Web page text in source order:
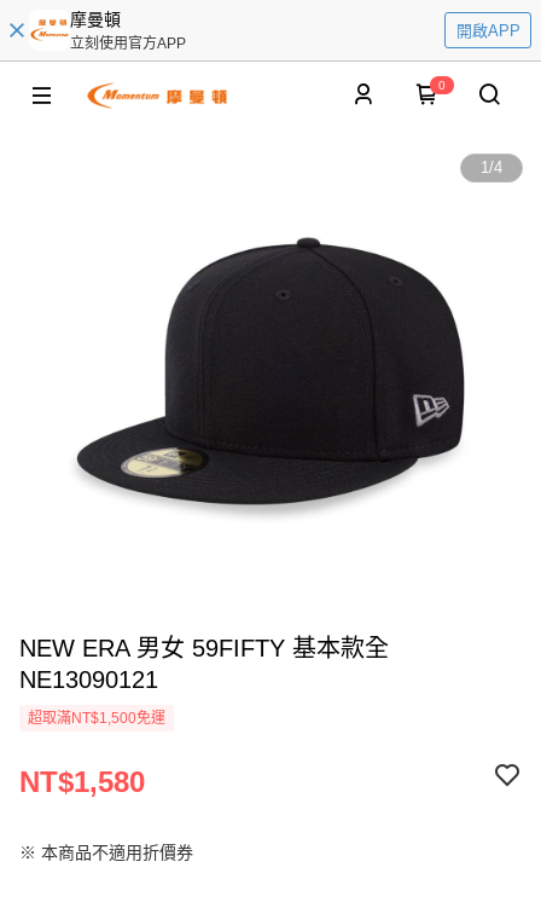
摩曼頓
立刻使用官方APP
開啟APP
0
1/4
NEW ERA 男女 59FIFTY 基本款全
NE13090121
超取滿NT$1,500免運
NT$1,580
※ 本商品不適用折價券